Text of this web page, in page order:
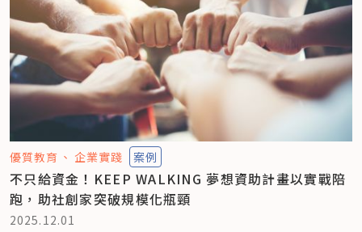
優質教育 企業實踐 案例
不只給資金！KEEP WALKING 夢想資助計畫以實戰陪
跑，助社創家突破規模化瓶頸
2025.12.01